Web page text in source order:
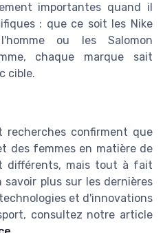
importantes quand il
: que ce soit les Nike
ou les Salomon
chaque marque sait
cible.
recherches confirment que
des femmes en matière de
différents, mais tout à fait
savoir plus sur les dernières
et d'innovations
consultez notre article